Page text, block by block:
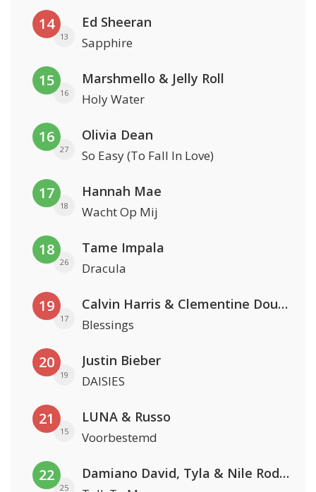
14
13
Ed Sheeran
Sapphire
15
16
Marshmello & Jelly Roll
Holy Water
16
27
Olivia Dean
So Easy (To Fall In Love)
17
18
Hannah Mae
Wacht Op Mij
18
26
Tame Impala
Dracula
19
17
Calvin Harris & Clementine Douglas
Blessings
20
19
Justin Bieber
DAISIES
21
15
LUNA & Russo
Voorbestemd
22
25
Damiano David, Tyla & Nile Rodgers